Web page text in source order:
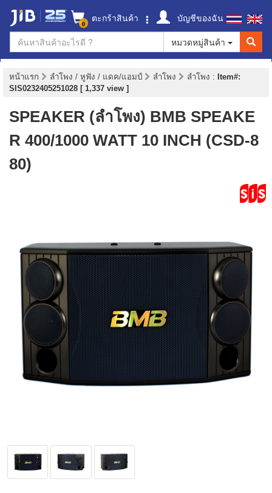
0 ตะกร้าสินค้า
บัญชีของฉัน
หมวดหมู่สินค้า
หน้าแรก ลำโพง / หูฟัง / แดค/แอมป์ ลำโพง ลำโพง : Item#:
SIS0232405251028 [ 1,337 view ]
SPEAKER (ลำโพง) BMB SPEAKE
R 400/1000 WATT 10 INCH (CSD-8
80)